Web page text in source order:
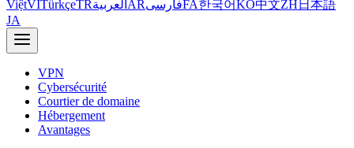
ViệtVITürkçeTRالعربية ARفارسیFA한국어KO中文ZH 日本語
JA
VPN
Cybersécurité
Courtier de domaine
Hébergement
Avantages